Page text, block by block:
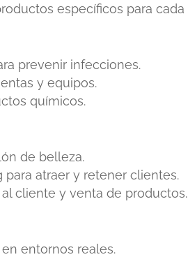
específicos para
prevenir infecciones.
y equipos.
químicos.
de belleza.
para atraer y retener clientes.
cliente y venta de productos.
entornos reales.